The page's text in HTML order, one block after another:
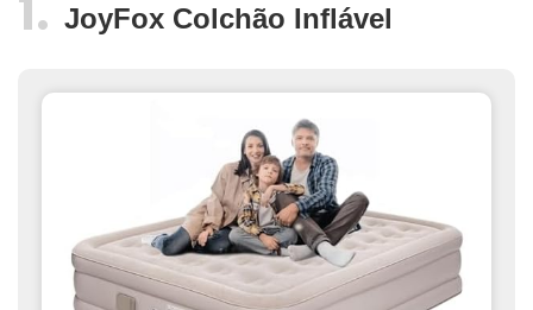
JoyFox Colchão Inflável